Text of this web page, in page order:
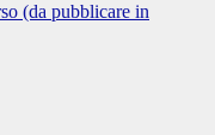
(da pubblicare in